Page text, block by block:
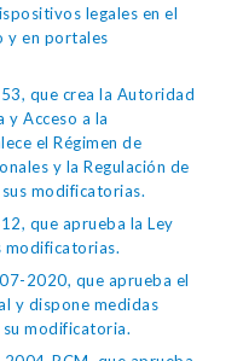
legales en el
y en portales
que crea la Autoridad
y Acceso a la
el Régimen de
y la Regulación de
modificatorias.
que aprueba la Ley
modificatorias.
2020, que aprueba el
y dispone medidas
modificatoria.